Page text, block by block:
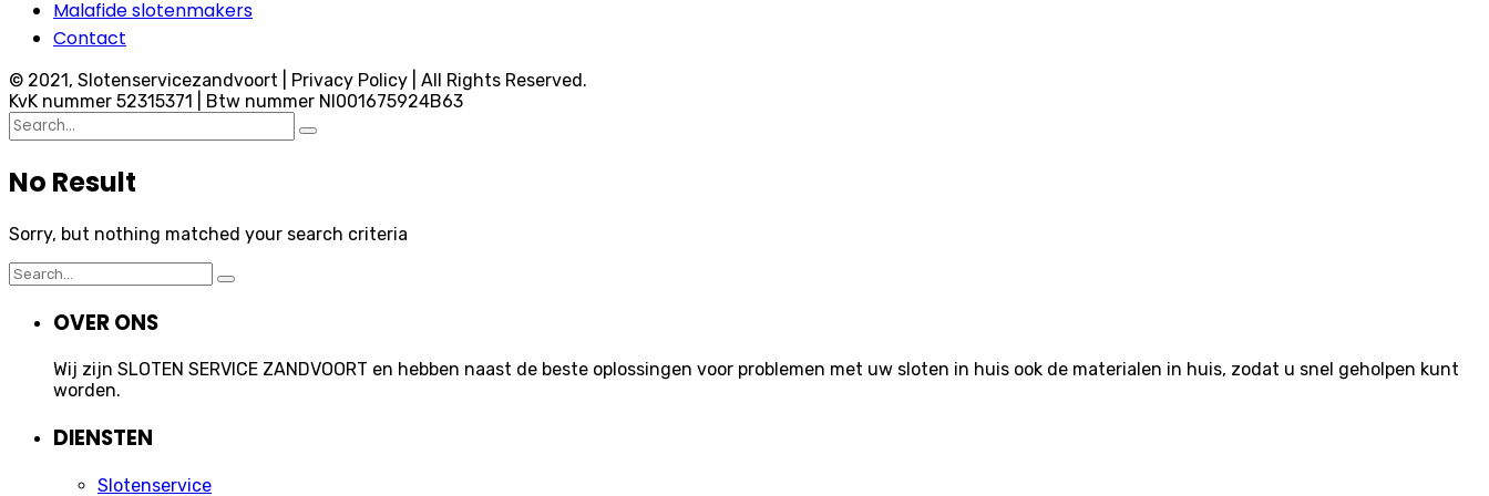
Malafide slotenmakers
Contact
© 2021, Slotenservicezandvoort | Privacy Policy | All Rights Reserved.
KvK nummer 52315371 | Btw nummer Nl001675924B63
Search
for:
No Result
Sorry, but nothing matched your search criteria
Search
for:
OVER ONS
Wij zijn SLOTEN SERVICE ZANDVOORT en hebben naast de beste oplossingen voor problemen met uw sloten in huis ook de materialen in huis, zodat u snel geholpen kunt
worden.
DIENSTEN
Slotenservice